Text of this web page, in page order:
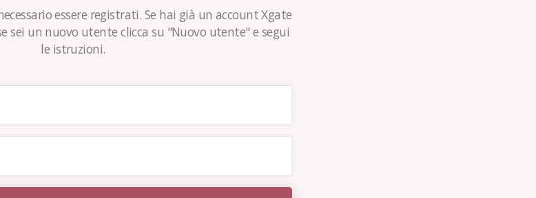
essere registrati. Se hai già un account Xgate
sei un nuovo utente clicca su "Nuovo utente" e segui
le istruzioni.